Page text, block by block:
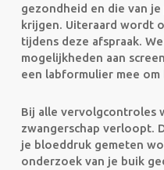
gezondheid en die van
krijgen. Uiteraard wordt
tijdens deze afspraak.
mogelijkheden aan
een labformulier mee
Bij alle vervolgcontroles
zwangerschap verloopt.
je bloeddruk gemeten
onderzoek van je buik